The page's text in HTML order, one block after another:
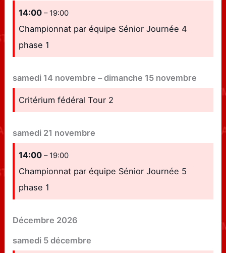
14:00– 19:00
Championnat par équipe Sénior Journée 4
phase 1
samedi 14 novembre –dimanche 15 novembre
Critérium fédéral Tour 2
samedi 21 novembre
14:00– 19:00
Championnat par équipe Sénior Journée 5
phase 1
Décembre 2026
samedi 5 décembre